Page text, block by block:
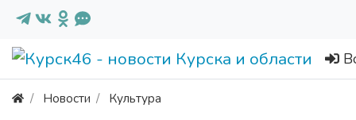
Новости Культура